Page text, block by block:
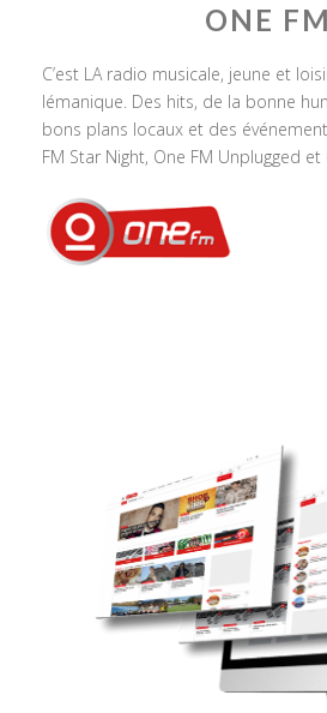
ONE FM
C’est LA radio musicale, jeune et
lémanique. Des hits, de la bonne
bons plans locaux et des
FM Star Night, One FM Unplugged et